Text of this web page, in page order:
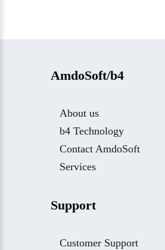
AmdoSoft/b4
About us
b4 Technology
Contact AmdoSoft
Services
Support
Customer Support